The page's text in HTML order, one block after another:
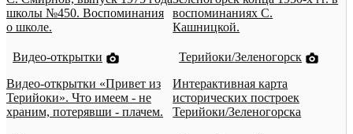
школы №450. Воспоминания
о школе.
воспоминаниях С.
Кашницкой.
Видео-открытки
Видео-открытки «Привет из
Терийоки». Что имеем - не
храним, потерявши - плачем.
Терийоки/Зеленогорск
Интерактивная карта
исторических построек
Терийоки/Зеленогорска